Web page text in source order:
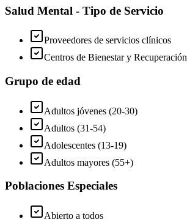
Salud Mental - Tipo de Servicio
Proveedores de servicios clínicos
Centros de Bienestar y Recuperación
Grupo de edad
Adultos jóvenes (20-30)
Adultos (31-54)
Adolescentes (13-19)
Adultos mayores (55+)
Poblaciones Especiales
Abierto a todos